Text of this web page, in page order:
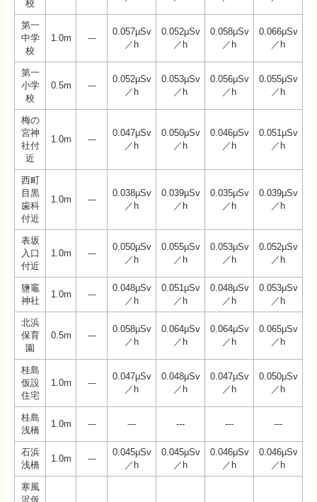
校
第一
中学
校
1.0m ---
0.057μSv
／h
0.052μSv
／h
0.058μSv
／h
0.066μSv
／h
第一
小学
校
0.5m ---
0.052μSv
／h
0.053μSv
／h
0.056μSv
／h
0.055μSv
／h
梅の
宮神
社付
近
1.0m ---
0.047μSv
／h
0.050μSv
／h
0.046μSv
／h
0.051μSv
／h
西町
目黒
歯科
付近
1.0m ---
0.038μSv
／h
0.039μSv
／h
0.035μSv
／h
0.039μSv
／h
表坂
入口
付近
1.0m ---
0.050μSv
／h
0.055μSv
／h
0.053μSv
／h
0.052μSv
／h
鹽竈
神社
1.0m ---
0.048μSv
／h
0.051μSv
／h
0.048μSv
／h
0.053μSv
／h
北浜
保育
園
0.5m ---
0.058μSv
／h
0.064μSv
／h
0.064μSv
／h
0.065μSv
／h
桂島
仮設
住宅
1.0m ---
0.047μSv
／h
0.048μSv
／h
0.047μSv
／h
0.050μSv
／h
桂島
浅橋
1.0m --- --- --- --- ---
石浜
浅橋
1.0m ---
0.045μSv
／h
0.045μSv
／h
0.046μSv
／h
0.046μSv
／h
寒風
沢仮